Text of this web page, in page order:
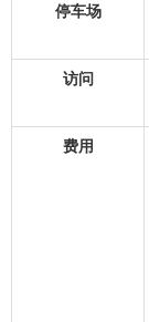
停车场
访问
费用